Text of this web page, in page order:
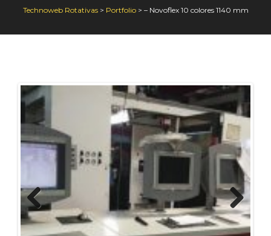
Technoweb Rotativas> Portfolio> – Novoflex 10 colores 1140 mm
Previous Next